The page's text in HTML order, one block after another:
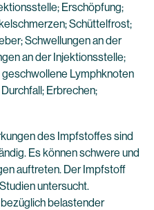
Erschöpfung;
Schüttelfrost;
Schwellungen an der
an der Injektionsstelle;
Lymphknoten
Erbrechen;
des Impfstoffes sind
Es können schwere und
auftreten. Der Impfstoff
untersucht.
belastender